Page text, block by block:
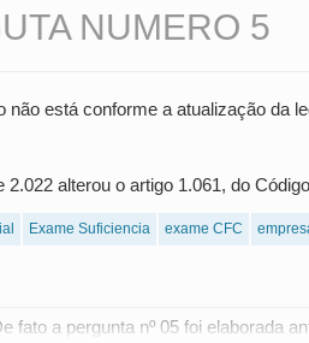
NUMERO 5
não está conforme a atualização da
2.022 alterou o artigo 1.061, do
Exame Suficiencia exame CFC
fato a pergunta nº 05 foi elaborada